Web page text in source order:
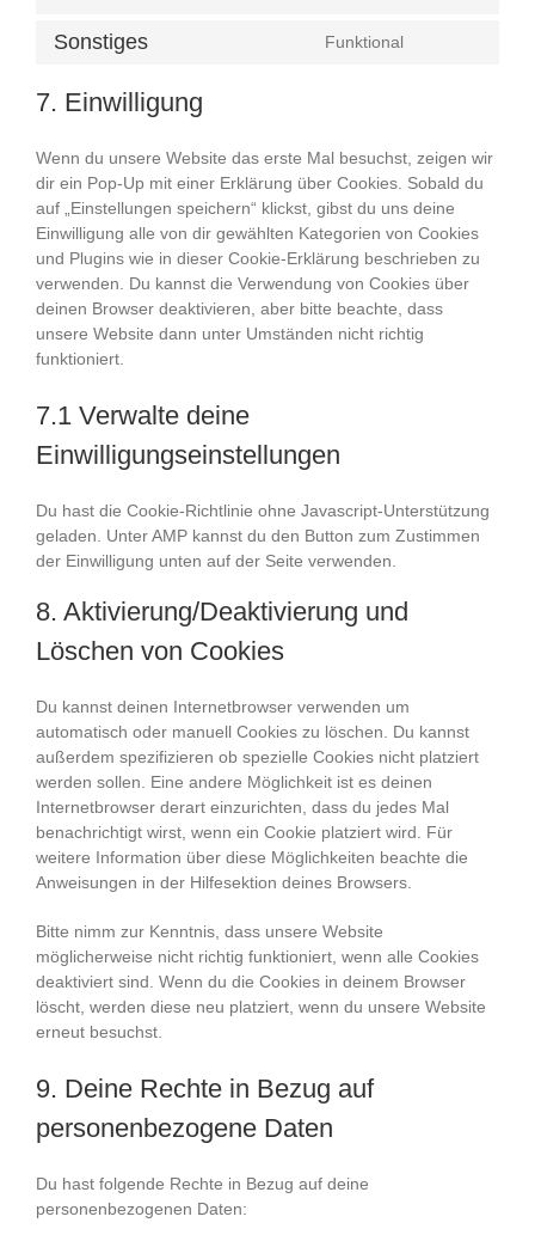
Sonstiges Funktional
7. Einwilligung
Wenn du unsere Website das erste Mal besuchst, zeigen wir
dir ein Pop-Up mit einer Erklärung über Cookies. Sobald du
auf „Einstellungen speichern“ klickst, gibst du uns deine
Einwilligung alle von dir gewählten Kategorien von Cookies
und Plugins wie in dieser Cookie-Erklärung beschrieben zu
verwenden. Du kannst die Verwendung von Cookies über
deinen Browser deaktivieren, aber bitte beachte, dass
unsere Website dann unter Umständen nicht richtig
funktioniert.
7.1 Verwalte deine
Einwilligungseinstellungen
Du hast die Cookie-Richtlinie ohne Javascript-Unterstützung
geladen. Unter AMP kannst du den Button zum Zustimmen
der Einwilligung unten auf der Seite verwenden.
8. Aktivierung/Deaktivierung und
Löschen von Cookies
Du kannst deinen Internetbrowser verwenden um
automatisch oder manuell Cookies zu löschen. Du kannst
außerdem spezifizieren ob spezielle Cookies nicht platziert
werden sollen. Eine andere Möglichkeit ist es deinen
Internetbrowser derart einzurichten, dass du jedes Mal
benachrichtigt wirst, wenn ein Cookie platziert wird. Für
weitere Information über diese Möglichkeiten beachte die
Anweisungen in der Hilfesektion deines Browsers.
Bitte nimm zur Kenntnis, dass unsere Website
möglicherweise nicht richtig funktioniert, wenn alle Cookies
deaktiviert sind. Wenn du die Cookies in deinem Browser
löscht, werden diese neu platziert, wenn du unsere Website
erneut besuchst.
9. Deine Rechte in Bezug auf
personenbezogene Daten
Du hast folgende Rechte in Bezug auf deine
personenbezogenen Daten: